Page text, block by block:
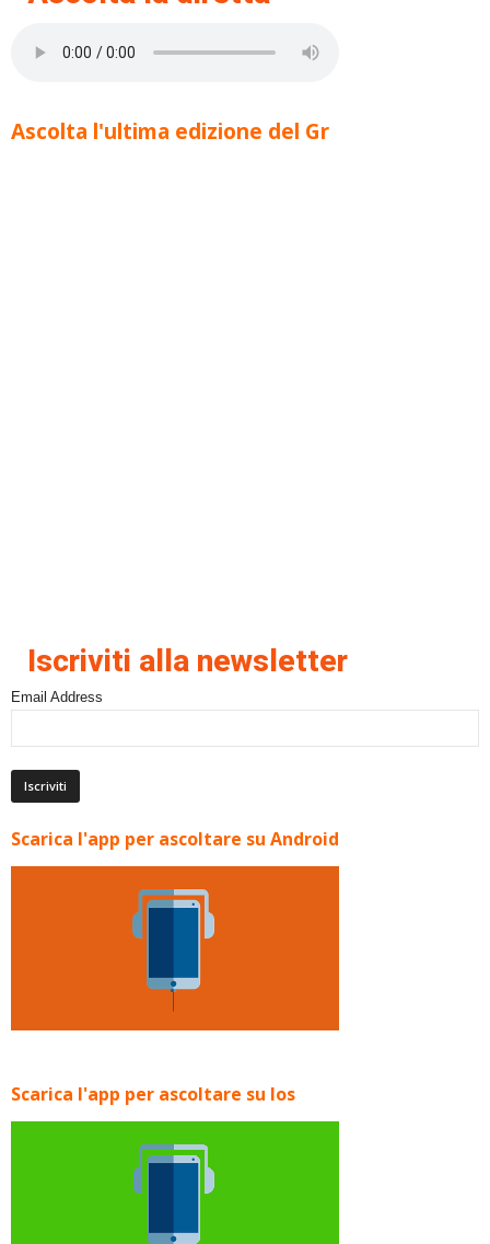
Ascolta l'ultima edizione del Gr
Iscriviti alla newsletter
Email Address
Scarica l'app per ascoltare su Android
Scarica l'app per ascoltare su Ios